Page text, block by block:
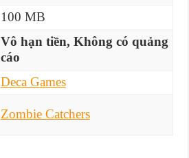
100 MB
Vô hạn tiền, Không có quảng
cáo
Deca Games
Zombie Catchers